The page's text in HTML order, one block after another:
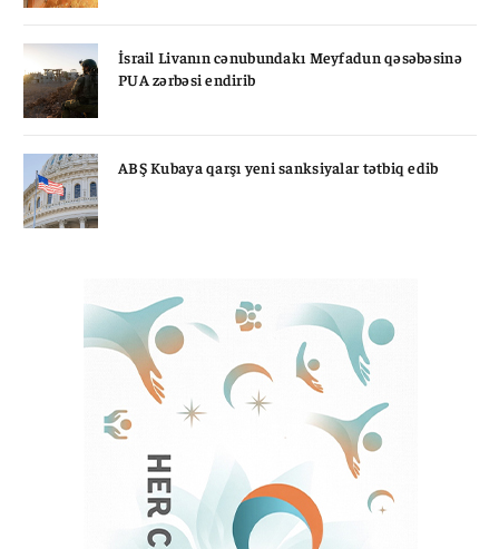
İsrail Livanın cənubundakı Meyfadun qəsəbəsinə
PUA zərbəsi endirib
ABŞ Kubaya qarşı yeni sanksiyalar tətbiq edib